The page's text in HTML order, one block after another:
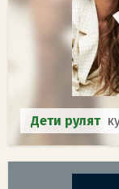
Дети рулят